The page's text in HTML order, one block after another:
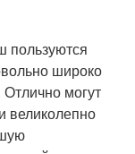
пользуются
широко
могут
великолепно